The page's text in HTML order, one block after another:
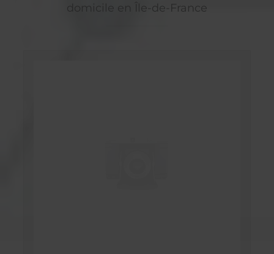
domicile en Île-de-France